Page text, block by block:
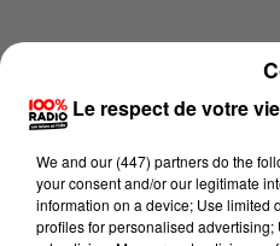
Le respect de votre
We and our (447) partnersdo the
your consent and/or our legitimate
information on a device; Use limited
profiles for personalised